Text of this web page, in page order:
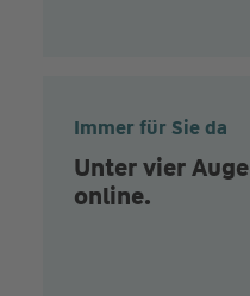
Immer für Sie da
Unter vier
online.